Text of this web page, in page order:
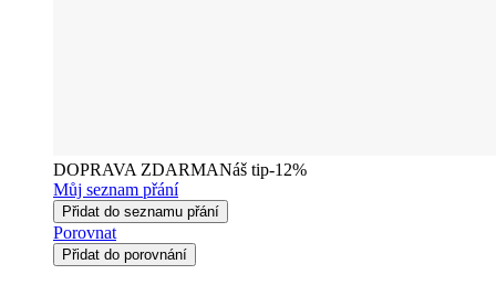
DOPRAVA ZDARMANáš tip-12%
Můj seznam přání
Přidat do seznamu přání
Porovnat
Přidat do porovnání